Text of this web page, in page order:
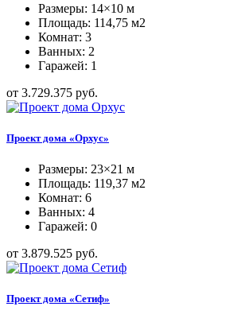
Размеры: 14×10 м
Площадь: 114,75 м2
Комнат: 3
Ванных: 2
Гаражей: 1
от 3.729.375 руб.
Проект дома «Орхус»
Размеры: 23×21 м
Площадь: 119,37 м2
Комнат: 6
Ванных: 4
Гаражей: 0
от 3.879.525 руб.
Проект дома «Сетиф»